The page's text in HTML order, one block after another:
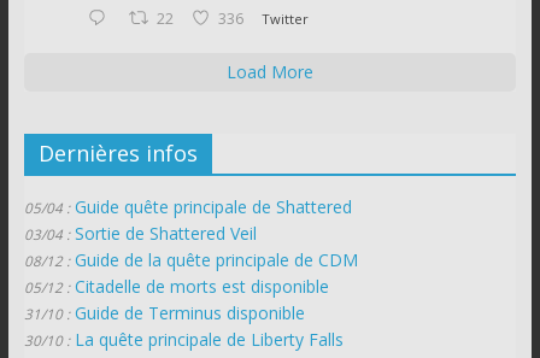
22 336 Twitter
Load More
Dernières infos
05/04 : Guide quête principale de Shattered
03/04 : Sortie de Shattered Veil
08/12 : Guide de la quête principale de CDM
05/12 : Citadelle de morts est disponible
31/10 : Guide de Terminus disponible
30/10 : La quête principale de Liberty Falls